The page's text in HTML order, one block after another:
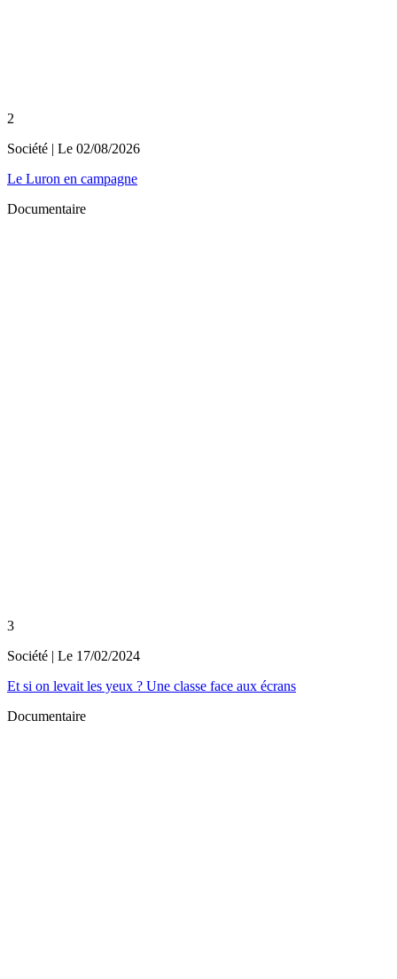
2
Société | Le 02/08/2026
Le Luron en campagne
Documentaire
3
Société | Le 17/02/2024
Et si on levait les yeux ? Une classe face aux écrans
Documentaire